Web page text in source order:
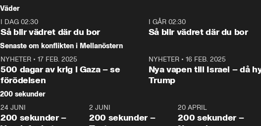
tonårsutvisningarna och hur
Moderaterna ska locka
väljare till valet i höst.
Väder
I DAG 02:30
Så blir vädret där du bor
I GÅR 02:30
Så blir vädret där du bor
Senaste om konflikten i Mellanöstern
NYHETER • 17 FEB. 2025
500 dagar av krig i Gaza – se
förödelsen
NYHETER• 16 FEB. 2025
Nya vapen till Israel – då
Trump
200 sekunder
5:00
24 JUNI
200 sekunder –
4:23
2 JUNI
200 sekunder –
20 APRIL
200 sekunder –